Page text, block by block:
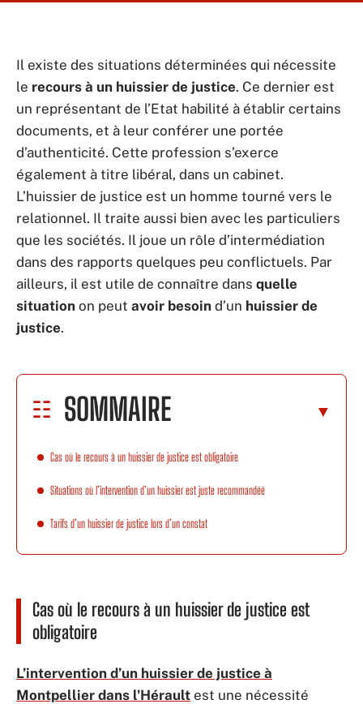
Il existe des situations déterminées qui nécessite
le recours à un huissier de justice. Ce dernier est
un représentant de l’Etat habilité à établir certains
documents, et à leur conférer une portée
d’authenticité. Cette profession s’exerce
également à titre libéral, dans un cabinet.
L’huissier de justice est un homme tourné vers le
relationnel. Il traite aussi bien avec les particuliers
que les sociétés. Il joue un rôle d’intermédiation
dans des rapports quelques peu conflictuels. Par
ailleurs, il est utile de connaître dans quelle
situation on peut avoir besoin d’un huissier de
justice.
SOMMAIRE
Cas où le recours à un huissier de justice est obligatoire
Situations où l’intervention d’un huissier est juste recommandéé
Tarifs d’un huissier de justice lors d’un constat
Cas où le recours à un huissier de justice est
obligatoire
L’intervention d’un huissier de justice à
Montpellier dans l'Hérault est une nécessité